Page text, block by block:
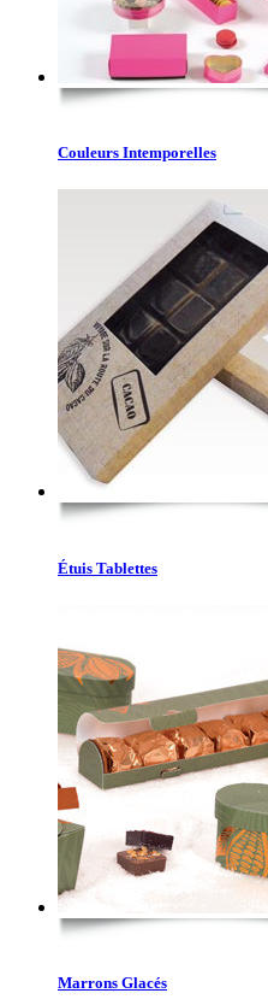
Couleurs Intemporelles
Étuis Tablettes
Marrons Glacés